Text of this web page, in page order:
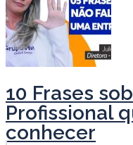
10 Frases
Profissional
conhecer